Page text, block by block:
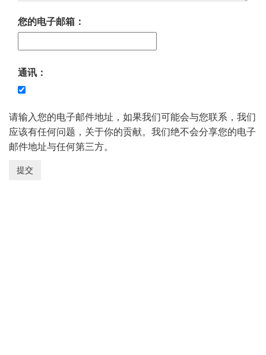
您的电子邮箱：
通讯：
请输入您的电子邮件地址，如果我们可能会与您联系，我们
应该有任何问题，关于你的贡献。我们绝不会分享您的电子
邮件地址与任何第三方。